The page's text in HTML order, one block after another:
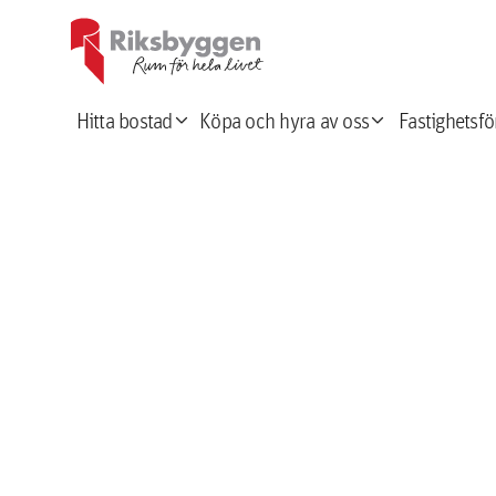
Hitta bostadexpand_more Köpa och hyra av ossexpand_more